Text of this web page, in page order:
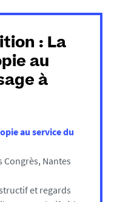
: La
au
à
au service du
Congrès, Nantes
et regards